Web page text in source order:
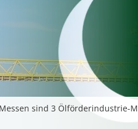
sind 3 Ölförderindustrie-